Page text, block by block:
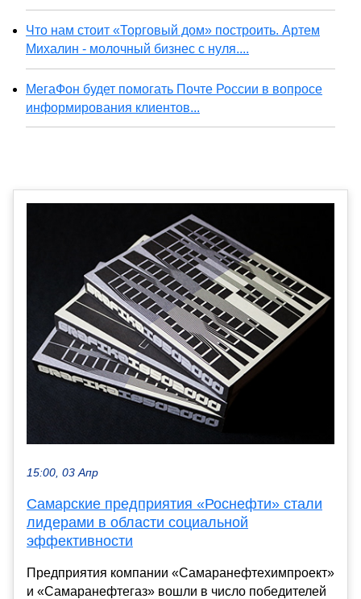
Что нам стоит «Торговый дом» построить. Артем
Михалин - молочный бизнес с нуля....
МегаФон будет помогать Почте России в вопросе
информирования клиентов...
15:00, 03 Апр
Самарские предприятия «Роснефти» стали
лидерами в области социальной
эффективности
Предприятия компании «Самаранефтехимпроект»
и «Самаранефтегаз» вошли в число победителей